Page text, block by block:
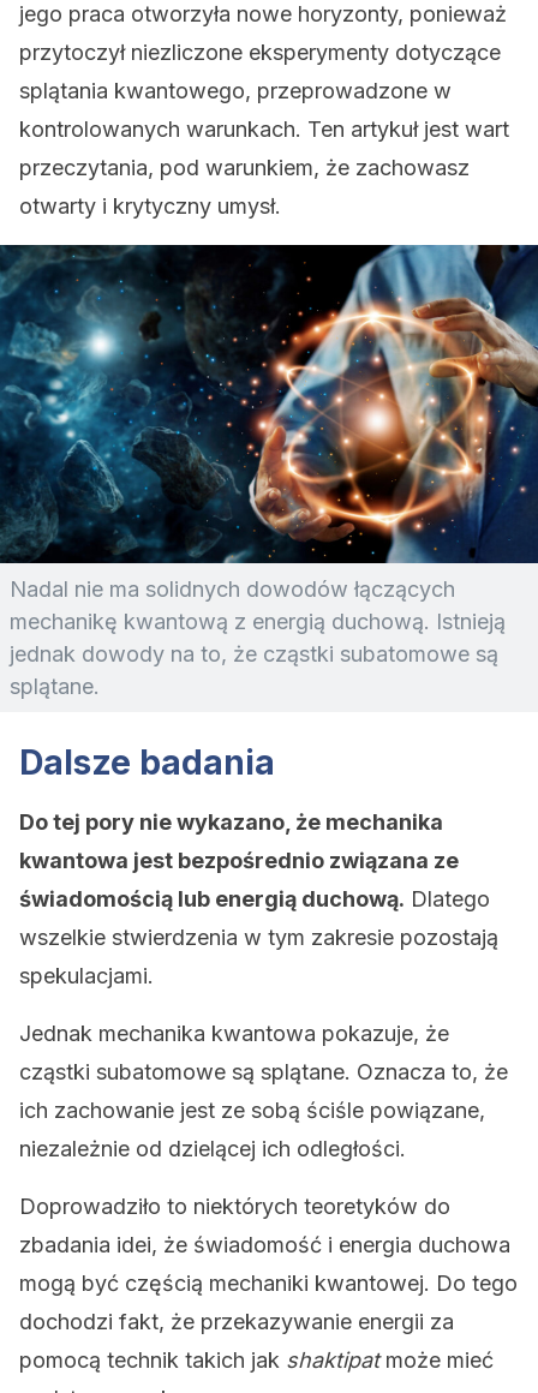
jego praca otworzyła nowe horyzonty, ponieważ
przytoczył niezliczone eksperymenty dotyczące
splątania kwantowego, przeprowadzone w
kontrolowanych warunkach. Ten artykuł jest wart
przeczytania, pod warunkiem, że zachowasz
otwarty i krytyczny umysł.
Nadal nie ma solidnych dowodów łączących
mechanikę kwantową z energią duchową. Istnieją
jednak dowody na to, że cząstki subatomowe są
splątane.
Dalsze badania
Do tej pory nie wykazano, że mechanika
kwantowa jest bezpośrednio związana ze
świadomością lub energią duchową. Dlatego
wszelkie stwierdzenia w tym zakresie pozostają
spekulacjami.
Jednak mechanika kwantowa pokazuje, że
cząstki subatomowe są splątane. Oznacza to, że
ich zachowanie jest ze sobą ściśle powiązane,
niezależnie od dzielącej ich odległości.
Doprowadziło to niektórych teoretyków do
zbadania idei, że świadomość i energia duchowa
mogą być częścią mechaniki kwantowej. Do tego
dochodzi fakt, że przekazywanie energii za
pomocą technik takich jak shaktipatmoże mieć